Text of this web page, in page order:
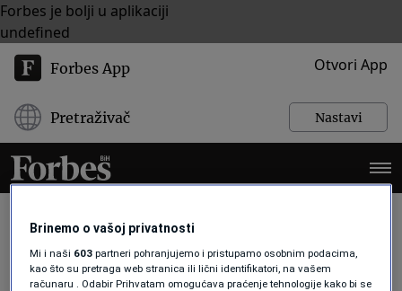
Forbes je bolji u aplikaciji
undefined
Forbes App Otvori App
Pretraživač Nastavi
ISTRAŽIVANJE
Brinemo o vašoj privatnosti
Mi i naši 603 partneri pohranjujemo i pristupamo osobnim podacima,
kao što su pretraga web stranica ili lični identifikatori, na vašem
računaru . Odabir Prihvatam omogućava praćenje tehnologije kako bi se